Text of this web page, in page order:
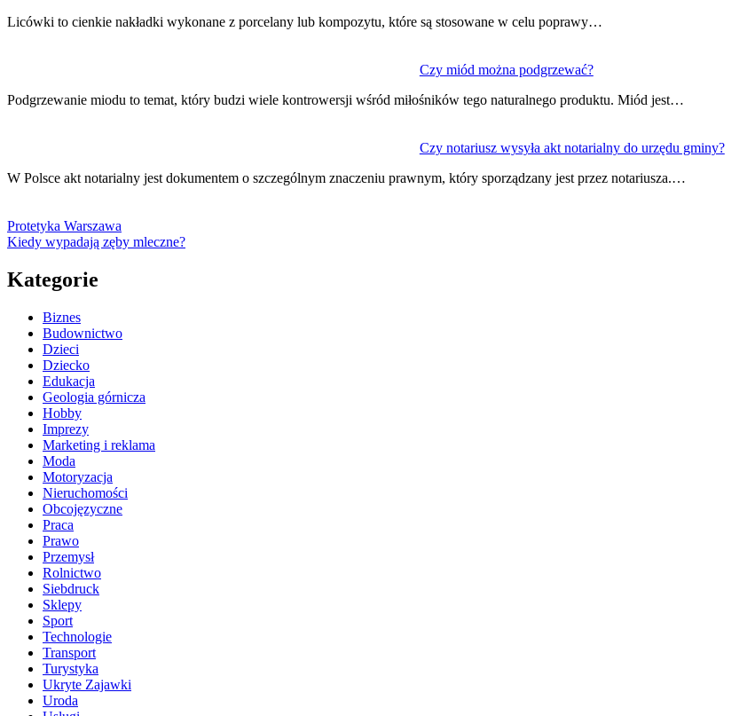
Licówki to cienkie nakładki wykonane z porcelany lub kompozytu, które są stosowane w celu poprawy…
Czy miód można podgrzewać?
Podgrzewanie miodu to temat, który budzi wiele kontrowersji wśród miłośników tego naturalnego produktu. Miód jest…
Czy notariusz wysyła akt notarialny do urzędu gminy?
W Polsce akt notarialny jest dokumentem o szczególnym znaczeniu prawnym, który sporządzany jest przez notariusza.…
Protetyka Warszawa
Kiedy wypadają zęby mleczne?
Kategorie
Biznes
Budownictwo
Dzieci
Dziecko
Edukacja
Geologia górnicza
Hobby
Imprezy
Marketing i reklama
Moda
Motoryzacja
Nieruchomości
Obcojęzyczne
Praca
Prawo
Przemysł
Rolnictwo
Siebdruck
Sklepy
Sport
Technologie
Transport
Turystyka
Ukryte Zajawki
Uroda